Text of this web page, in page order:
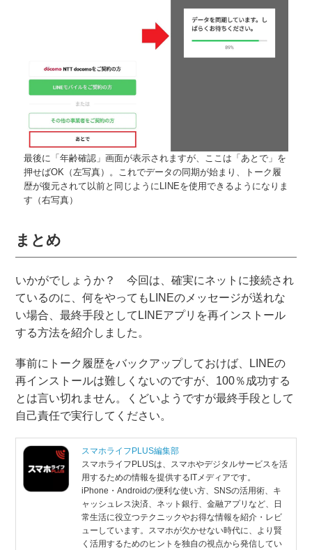
最後に「年齢確認」画面が表示されますが、ここは「あとで」を
押せばOK（左写真）。これでデータの同期が始まり、トーク履
歴が復元されて以前と同じようにLINEを使用できるようになりま
す（右写真）
まとめ
いかがでしょうか？ 今回は、確実にネットに接続され
ているのに、何をやってもLINEのメッセージが送れな
い場合、最終手段としてLINEアプリを再インストール
する方法を紹介しました。
事前にトーク履歴をバックアップしておけば、LINEの
再インストールは難しくないのですが、100％成功する
とは言い切れません。くどいようですが最終手段として
自己責任で実行してください。
スマホライフPLUS編集部
スマホライフPLUSは、スマホやデジタルサービスを活
用するための情報を提供するITメディアです。
iPhone・Androidの便利な使い方、SNSの活用術、キ
ャッシュレス決済、ネット銀行、金融アプリなど、日
常生活に役立つテクニックやお得な情報を紹介・レビ
ューしています。スマホが欠かせない時代に、より賢
く活用するためのヒントを独自の視点から発信してい